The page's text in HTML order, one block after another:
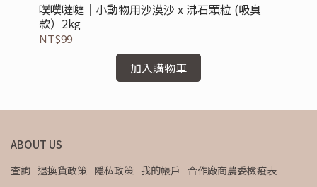
噗噗噠噠｜小動物用沙漠沙 x 沸石顆粒 (吸臭
款）2kg
NT$99
加入購物車
ABOUT US
查詢 退換貨政策 隱私政策 我的帳戶 合作廠商農委檢疫表